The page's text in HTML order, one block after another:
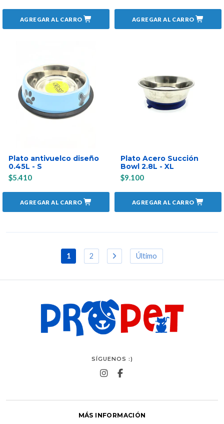
AGREGAR AL CARRO AGREGAR AL CARRO
Plato antivuelco diseño
0.45L - S
$5.410
AGREGAR AL CARRO
Plato Acero Succión
Bowl 2.8L - XL
$9.100
AGREGAR AL CARRO
1 2 Último
SÍGUENOS :)
MÁS INFORMACIÓN